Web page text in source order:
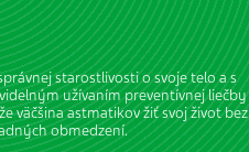
starostlivosti o svoje telo a s
užívaním preventívnej liečby
väčšina astmatikov žiť svoj život bez
obmedzení.